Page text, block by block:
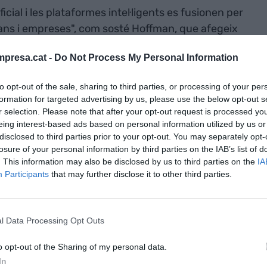
- Do Not Process My Personal Information
opt-out of the sale, sharing to third parties, or processing of your
for targeted advertising by us, please use the below opt-out
selection. Please note that after your opt-out request is processed
interest-based ads based on personal information utilized by us
to third parties prior to your opt-out. You may separately
of your personal information by third parties on the IAB’s list of
This information may also be disclosed by us to third parties on the
Participants that may further disclose it to other third parties.
Data Processing Opt Outs
opt-out of the Sharing of my personal data.
i les plataformes intel·ligents es fusionen per
i empreses", com sosté Hoffman, que afegeix
innovacions que afectarà tots els aspectes de
altament eficients fins a agricultura
són les marques que més experiències
les marques que faran canviar el món i la
Innovation City per fer demostracions
en context els visitants.
que triomfen al MWC
i persones al servei de la tecnologia. El MWC